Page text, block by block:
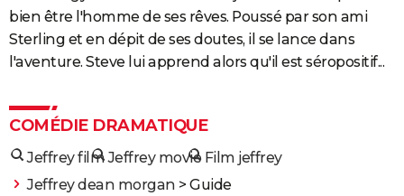
COPAINS D'AVANT
S'inscrire
Se connecter
Lycées
Collèges
Primaires
Universités
Entreprises
Service militaire
Avis de recherche
AVIS DE DÉCÈS
FORUM
bien être l'homme de ses rêves. Poussé par son ami
Sterling et en dépit de ses doutes, il se lance dans
l'aventure. Steve lui apprend alors qu'il est séropositif...
COMÉDIE DRAMATIQUE
Jeffrey filmJeffrey movie Film jeffrey
Jeffrey dean morgan > Guide